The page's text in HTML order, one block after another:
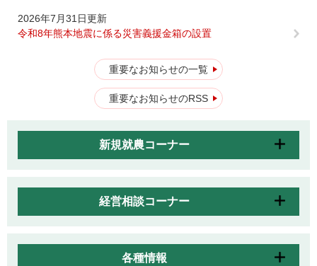
2026年7月31日更新
令和8年熊本地震に係る災害義援金箱の設置
重要なお知らせの一覧
重要なお知らせのRSS
新規就農コーナー
経営相談コーナー
各種情報